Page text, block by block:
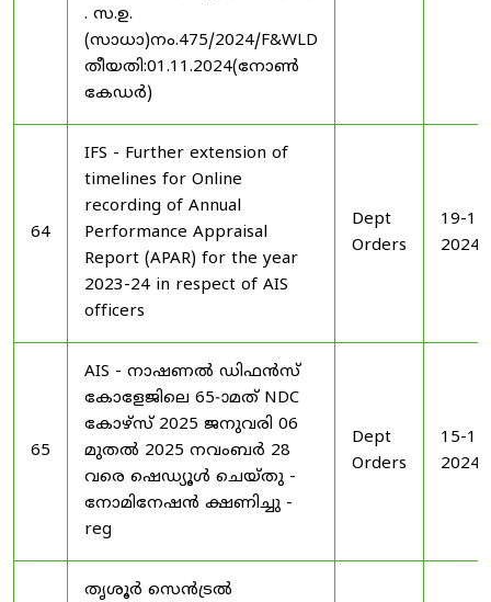
. സ.ഉ.
(സാധാ)നം.475/2024/F&WLD
തീയതി:01.11.2024(നോൺ
കേഡർ)
64
IFS - Further extension of
timelines for Online
recording of Annual
Performance Appraisal
Report (APAR) for the year
2023-24 in respect of AIS
officers
Dept
Orders
19-
2024
65
AIS - നാഷണൽ ഡിഫൻസ്
കോളേജിലെ 65-ാമത് NDC
കോഴ്‌സ് 2025 ജനുവരി 06
മുതൽ 2025 നവംബർ 28
വരെ ഷെഡ്യൂൾ ചെയ്‌തു -
നോമിനേഷൻ ക്ഷണിച്ചു -
reg
Dept
Orders
15-
2024
തൃശൂർ സെൻട്രൽ